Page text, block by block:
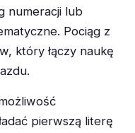
numeracji lub
Pociąg z
który łączy naukę
pierwszą literę